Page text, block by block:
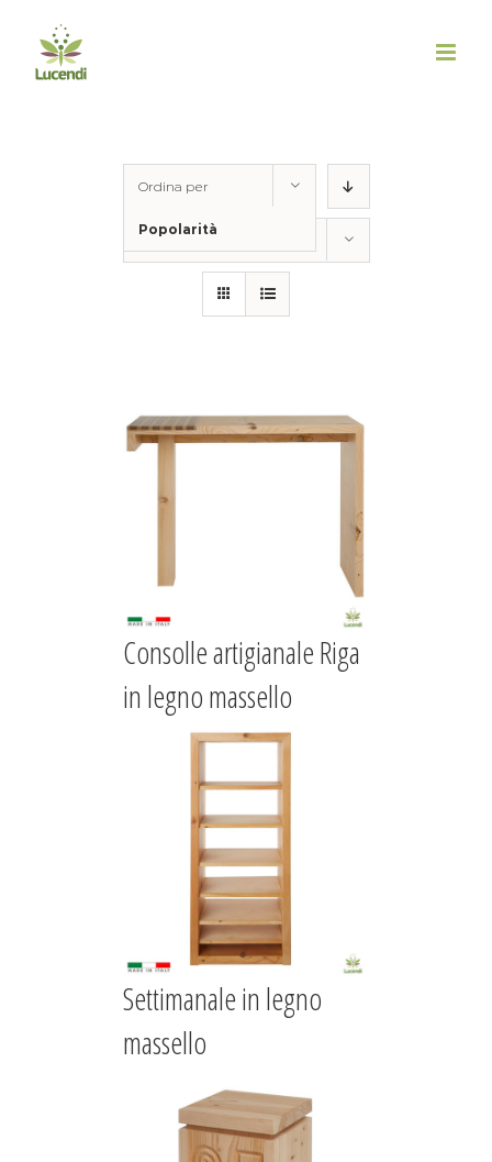
contenuto
Ordina per
Popolarità
Mostra
Consolle artigianale Riga
in legno massello
Settimanale in legno
massello